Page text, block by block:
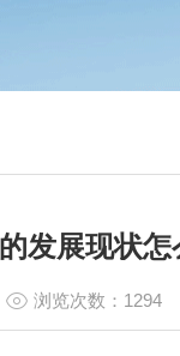
发展现状怎
浏览次数：1294